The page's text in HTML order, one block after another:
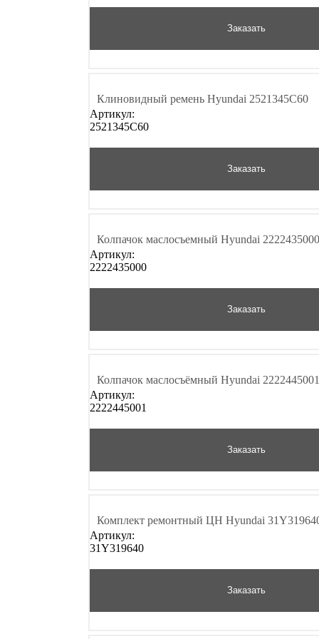
Заказать
Клиновидный ремень Hyundai 2521345C60
Артикул:
2521345C60
Заказать
Колпачок маслосъемный Hyundai 2222435000
Артикул:
2222435000
Заказать
Колпачок маслосъёмный Hyundai 2222445001
Артикул:
2222445001
Заказать
Комплект ремонтный ЦН Hyundai
Артикул:
31Y319640
Заказать